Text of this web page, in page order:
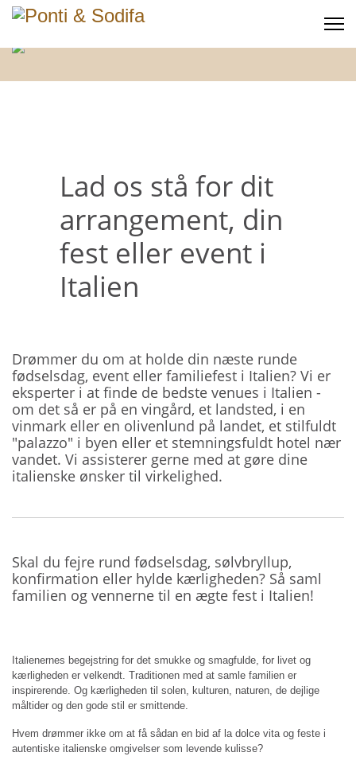
Lad os stå for dit
arrangement, din
fest eller event i
Italien
Drømmer du om at holde din næste runde
fødselsdag, event eller familiefest i Italien? Vi er
eksperter i at finde de bedste venues i Italien -
om det så er på en vingård, et landsted, i en
vinmark eller en olivenlund på landet, et stilfuldt
"palazzo" i byen eller et stemningsfuldt hotel nær
vandet. Vi assisterer gerne med at gøre dine
italienske ønsker til virkelighed.
Skal du fejre rund fødselsdag, sølvbryllup,
konfirmation eller hylde kærligheden? Så saml
familien og vennerne til en ægte fest i Italien!
Italienernes begejstring for det smukke og smagfulde, for livet og
kærligheden er velkendt. Traditionen med at samle familien er
inspirerende. Og kærligheden til solen, kulturen, naturen, de dejlige
måltider og den gode stil er smittende.
Hvem drømmer ikke om at få sådan en bid af la dolce vita og feste i
autentiske italienske omgivelser som levende kulisse?